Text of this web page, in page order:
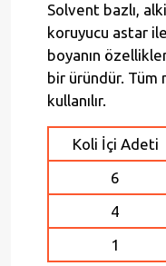
Solvent bazlı,
koruyucu astar
boyanın
bir üründür.
kullanılır.
Koli İçi Adeti
6
4
1